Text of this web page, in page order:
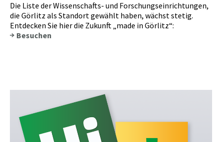
Die Liste der Wissenschafts- und Forschungseinrichtungen,
die Görlitz als Standort gewählt haben, wächst stetig.
Entdecken Sie hier die Zukunft „made in Görlitz“:
Besuchen